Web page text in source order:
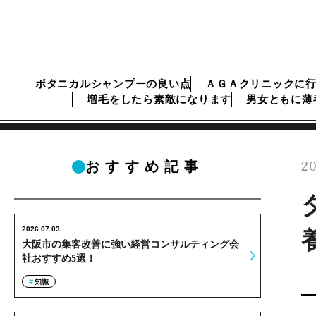
ボタニカルシャンプーの良い点
ＡＧＡクリニックに
増毛をしたら素敵になります
男女ともに
おすすめ記事
大阪市の集客改善に強い経営コンサルティング会
社おすすめ5選！
2026.07.03
知識